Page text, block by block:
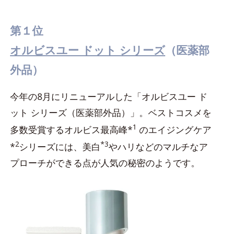
第１位
オルビスユー ドット シリーズ （医薬部
外品）
今年の8月にリニューアルした「オルビスユー ド
ット シリーズ（医薬部外品）」。ベストコスメを
多数受賞するオルビス最高峰*1 のエイジングケア
*2シリーズには、美白*3やハリなどのマルチなア
プローチができる点が人気の秘密のようです。